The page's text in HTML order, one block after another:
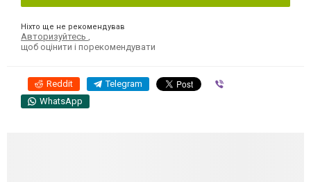
Ніхто ще не рекомендував
Авторизуйтесь ,
щоб оцінити і порекомендувати
Reddit Telegram
WhatsApp